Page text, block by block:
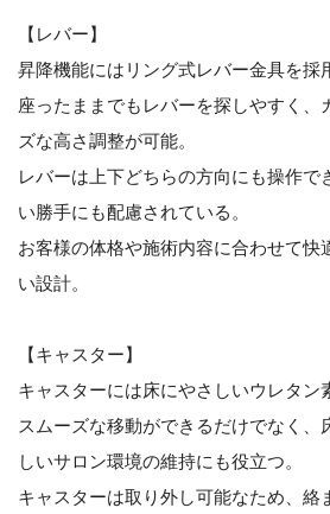
【レバー】
昇降機能にはリング式レバー金具を採
座ったままでもレバーを探しやすく、
ズな高さ調整が可能。
レバーは上下どちらの方向にも操作で
い勝手にも配慮されている。
お客様の体格や施術内容に合わせて快
い設計。
【キャスター】
キャスターには床にやさしいウレタン
スムーズな移動ができるだけでなく、
しいサロン環境の維持にも役立つ。
キャスターは取り外し可能なため、絡